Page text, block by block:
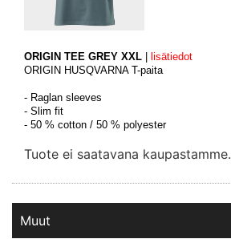
ORIGIN TEE GREY XXL | lisätiedot
ORIGIN HUSQVARNA T-paita
- Raglan sleeves
- Slim fit
- 50 % cotton / 50 % polyester
Tuote ei saatavana kaupastamme.
Muut